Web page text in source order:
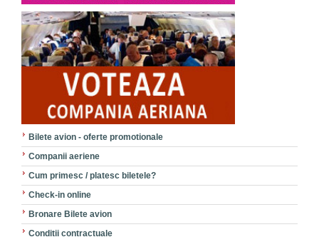
Bilete avion - oferte promotionale
Companii aeriene
Cum primesc / platesc biletele?
Check-in online
Bronare Bilete avion
Conditii contractuale